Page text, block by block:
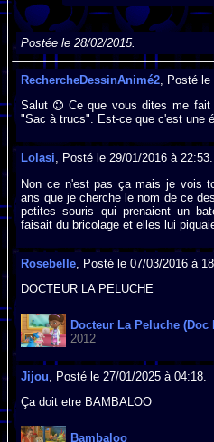
Postée le 28/02/2015.
RechercheDessinAnimé2 , Posté
Salut
Ce que vous dites me fait
"Sac à trucs". Est-ce que c'est une
Lolasi, Posté le 29/01/2016 à 22:53.
Non ce n'est pas ça mais je vois
ans que je cherche le nom de ce
petites souris qui prenaient un
faisait du bricolage et elles lui
Rosebelle, Posté le 07/03/2016 à
DOCTEUR LA PELUCHE
Docteur La Peluche (Doc
2012
Jijou , Posté le 27/01/2025 à 04:18.
Ça doit etre BAMBALOO
Bambaloo